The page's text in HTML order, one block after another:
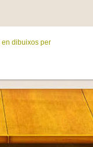
en dibuixos per